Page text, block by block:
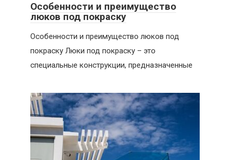
Особенности и преимущество
люков под покраску
Особенности и преимущество люков под
покраску Люки под покраску – это
специальные конструкции, предназначенные